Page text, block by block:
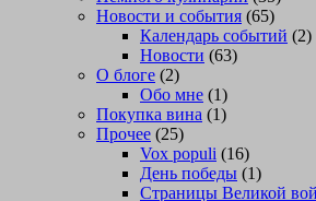
Новости и события (65)
Календарь событий (2)
Новости (63)
О блоге (2)
Обо мне (1)
Покупка вина (1)
Прочее (25)
Vox populi (16)
День победы (1)
Страницы Великой